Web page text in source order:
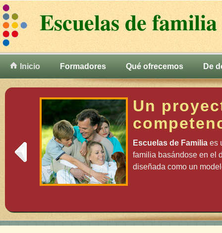
Escuelas de familia
Inicio Formadores Qué ofrecemos De
Un
Escuelas de Familia es
familia basándose en el
diseñada como un